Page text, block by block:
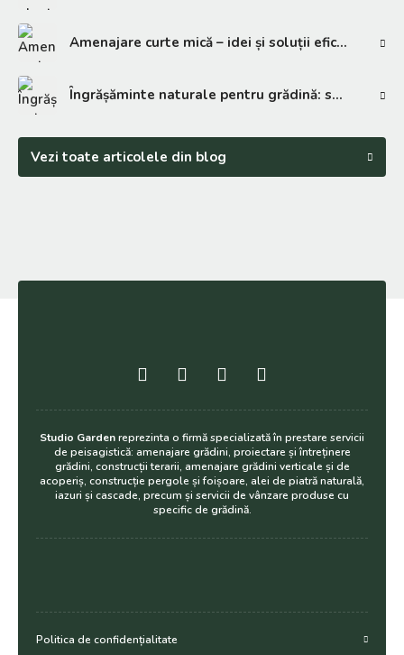
Amenajare curte mică – idei și soluții eficiente
Îngrășăminte naturale pentru grădină: soluții eficiente
Vezi toate articolele din blog
Studio Gardenreprezinta o firmă specializată în prestare servicii
de peisagistică: amenajare grădini, proiectare și întreținere
grădini, construcții terarii, amenajare grădini verticale și de
acoperiș, construcție pergole și foișoare, alei de piatră naturală,
iazuri și cascade, precum și servicii de vânzare produse cu
specific de grădină.
Politica de confidențialitate